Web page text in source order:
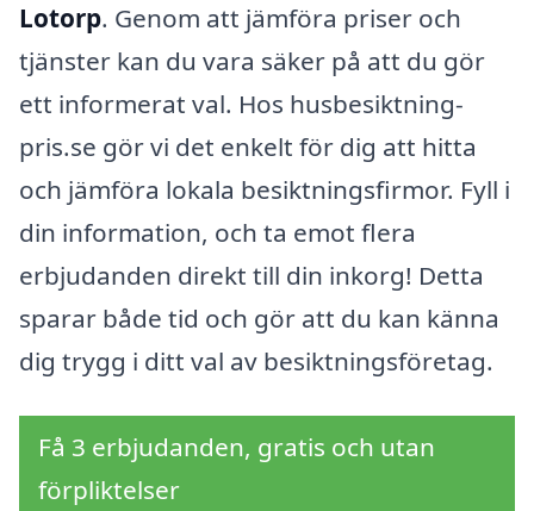
Lotorp. Genom att jämföra priser och
tjänster kan du vara säker på att du gör
ett informerat val. Hos husbesiktning-
pris.se gör vi det enkelt för dig att hitta
och jämföra lokala besiktningsfirmor. Fyll i
din information, och ta emot flera
erbjudanden direkt till din inkorg! Detta
sparar både tid och gör att du kan känna
dig trygg i ditt val av besiktningsföretag.
Få 3 erbjudanden, gratis och utan
förpliktelser